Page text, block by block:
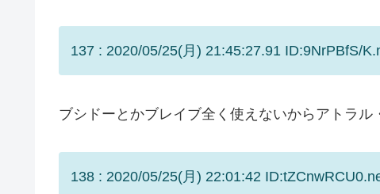
137 : 2020/05/25(月) 21:45:27.91 ID:9NrPBfS/
ブシドーとかブレイブ全く使えないからアトラル
138 : 2020/05/25(月) 22:01:42